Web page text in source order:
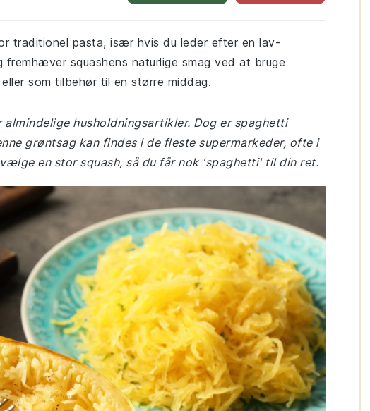
traditionel pasta, især hvis du leder efter en lav-
squashens naturlige smag ved at bruge
som tilbehør til en større middag.
husholdningsartikler. Dog er spaghetti
grøntsag kan findes i de fleste supermarkeder, ofte i
en stor squash, så du får nok 'spaghetti' til din ret.